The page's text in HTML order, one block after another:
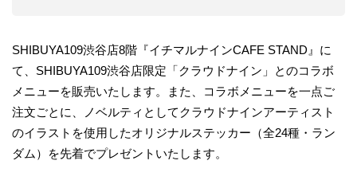
SHIBUYA109渋谷店8階『イチマルナインCAFE STAND』に
て、SHIBUYA109渋谷店限定「クラウドナイン」とのコラボ
メニューを販売いたします。また、コラボメニューを一点ご
注文ごとに、ノベルティとしてクラウドナインアーティスト
のイラストを使用したオリジナルステッカー（全24種・ラン
ダム）を先着でプレゼントいたします。